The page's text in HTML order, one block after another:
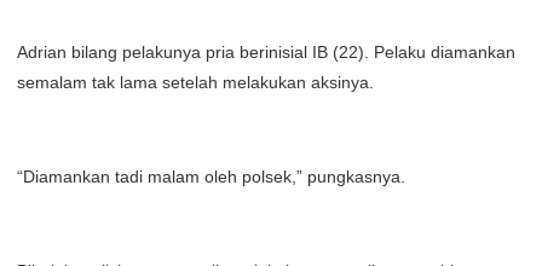
Adrian bilang pelakunya pria berinisial IB (22). Pelaku diamankan
semalam tak lama setelah melakukan aksinya.
“Diamankan tadi malam oleh polsek,” pungkasnya.